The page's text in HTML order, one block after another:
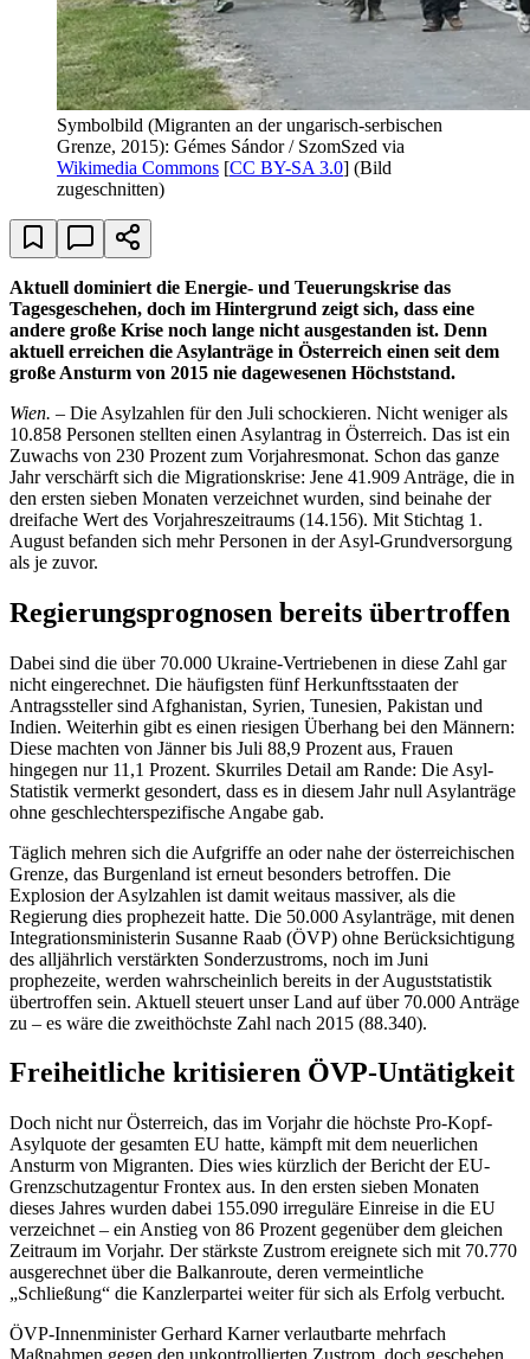
Symbolbild (Migranten an der ungarisch-serbischen
Grenze, 2015): Gémes Sándor / SzomSzed via
Wikimedia Commons [CC BY-SA 3.0] (Bild
zugeschnitten)
Aktuell dominiert die Energie- und Teuerungskrise das
Tagesgeschehen, doch im Hintergrund zeigt sich, dass eine
andere große Krise noch lange nicht ausgestanden ist. Denn
aktuell erreichen die Asylanträge in Österreich einen seit dem
große Ansturm von 2015 nie dagewesenen Höchststand.
Wien. – Die Asylzahlen für den Juli schockieren. Nicht weniger als
10.858 Personen stellten einen Asylantrag in Österreich. Das ist ein
Zuwachs von 230 Prozent zum Vorjahresmonat. Schon das ganze
Jahr verschärft sich die Migrationskrise: Jene 41.909 Anträge, die in
den ersten sieben Monaten verzeichnet wurden, sind beinahe der
dreifache Wert des Vorjahreszeitraums (14.156). Mit Stichtag 1.
August befanden sich mehr Personen in der Asyl-Grundversorgung
als je zuvor.
Regierungsprognosen bereits übertroffen
Dabei sind die über 70.000 Ukraine-Vertriebenen in diese Zahl gar
nicht eingerechnet. Die häufigsten fünf Herkunftsstaaten der
Antragssteller sind Afghanistan, Syrien, Tunesien, Pakistan und
Indien. Weiterhin gibt es einen riesigen Überhang bei den Männern:
Diese machten von Jänner bis Juli 88,9 Prozent aus, Frauen
hingegen nur 11,1 Prozent. Skurriles Detail am Rande: Die Asyl-
Statistik vermerkt gesondert, dass es in diesem Jahr null Asylanträge
ohne geschlechterspezifische Angabe gab.
Täglich mehren sich die Aufgriffe an oder nahe der österreichischen
Grenze, das Burgenland ist erneut besonders betroffen. Die
Explosion der Asylzahlen ist damit weitaus massiver, als die
Regierung dies prophezeit hatte. Die 50.000 Asylanträge, mit denen
Integrationsministerin Susanne Raab (ÖVP) ohne Berücksichtigung
des alljährlich verstärkten Sonderzustroms, noch im Juni
prophezeite, werden wahrscheinlich bereits in der Auguststatistik
übertroffen sein. Aktuell steuert unser Land auf über 70.000 Anträge
zu – es wäre die zweithöchste Zahl nach 2015 (88.340).
Freiheitliche kritisieren ÖVP-Untätigkeit
Doch nicht nur Österreich, das im Vorjahr die höchste Pro-Kopf-
Asylquote der gesamten EU hatte, kämpft mit dem neuerlichen
Ansturm von Migranten. Dies wies kürzlich der Bericht der EU-
Grenzschutzagentur Frontex aus. In den ersten sieben Monaten
dieses Jahres wurden dabei 155.090 irreguläre Einreise in die EU
verzeichnet – ein Anstieg von 86 Prozent gegenüber dem gleichen
Zeitraum im Vorjahr. Der stärkste Zustrom ereignete sich mit 70.770
ausgerechnet über die Balkanroute, deren vermeintliche
„Schließung“ die Kanzlerpartei weiter für sich als Erfolg verbucht.
ÖVP-Innenminister Gerhard Karner verlautbarte mehrfach